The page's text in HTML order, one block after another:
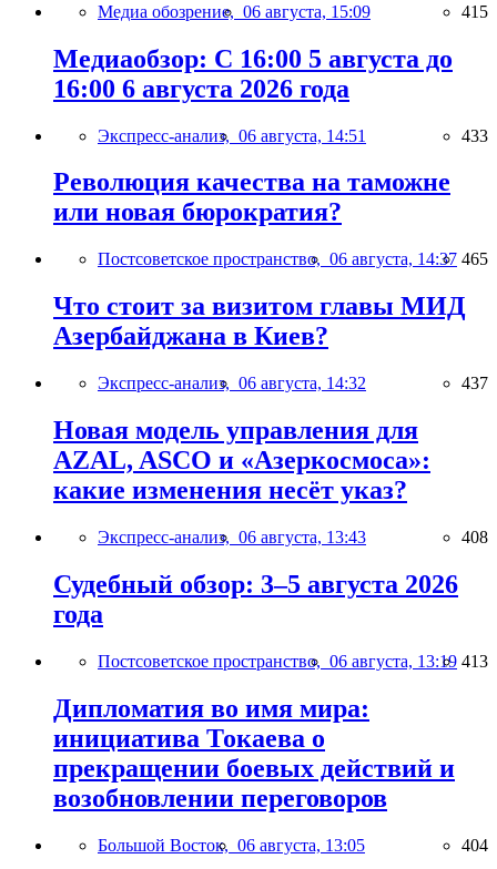
Медиа обозрение, 06 августа, 15:09 415
Медиаобзор: С 16:00 5 августа до
16:00 6 августа 2026 года
Экспресс-анализ, 06 августа, 14:51 433
Революция качества на таможне
или новая бюрократия?
Постсоветское пространство, 06 августа, 14:37 465
Что стоит за визитом главы МИД
Азербайджана в Киев?
Экспресс-анализ, 06 августа, 14:32 437
Новая модель управления для
AZAL, ASCO и «Азеркосмоса»:
какие изменения несёт указ?
Экспресс-анализ, 06 августа, 13:43 408
Судебный обзор: 3–5 августа 2026
года
Постсоветское пространство, 06 августа, 13:19 413
Дипломатия во имя мира:
инициатива Токаева о
прекращении боевых действий и
возобновлении переговоров
Большой Восток, 06 августа, 13:05 404